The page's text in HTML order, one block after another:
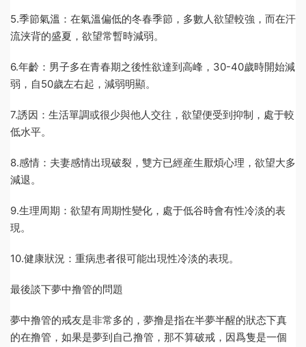
5.季節氣溫：在氣溫偏低的冬春季節，多數人欲望較強，而在汗
流浃背的盛夏，欲望常暫時減弱。
6.年齡：男子多在青春期之後性欲達到高峰，30-40歲時開始減
弱，自50歲左右起，減弱明顯。
7.誘因：生活單調或很少與他人交往，欲望便受到抑制，處于較
低水平。
8.感情：夫妻感情出現破裂，雙方已經産生厭煩心理，欲望大多
減退。
9.生理周期：欲望有周期性變化，處于低谷時會有性冷淡的表
現。
10.健康狀況：重病患者很可能出現性冷淡的表現。
最後談下夢中撸管的問題
夢中撸管的戒友是非常多的，夢撸是指在半夢半醒的狀态下真
的在撸管，如果是夢到自己撸管，那不算破戒，因爲隻是一個